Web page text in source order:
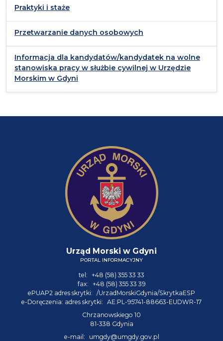
Praktyki i staże
Przetwarzanie danych osobowych
Informacja dla kandydatów/kandydatek na wolne
stanowiska pracy w służbie cywilnej w Urzędzie
Morskim w Gdyni
Urząd Morski w Gdyni
PORTAL INFORMACYJNY
tel: +48 (58) 355 33 33
fax: +48 (58) 355 33 39
ePUAP2 adres skrytki: /UrzadMorskiGdynia/SkrytkaESP
e-Doręczenia: adres skrytki: AE:PL-95741-88663-EUDWR-17
Chrzanowskiego 10
81-338 Gdynia
e-mail:
umgdy@umgdy.gov.pl